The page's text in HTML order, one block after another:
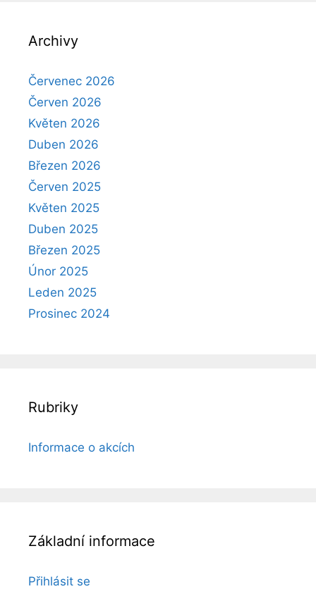
Archivy
Červenec 2026
Červen 2026
Květen 2026
Duben 2026
Březen 2026
Červen 2025
Květen 2025
Duben 2025
Březen 2025
Únor 2025
Leden 2025
Prosinec 2024
Rubriky
Informace o akcích
Základní informace
Přihlásit se